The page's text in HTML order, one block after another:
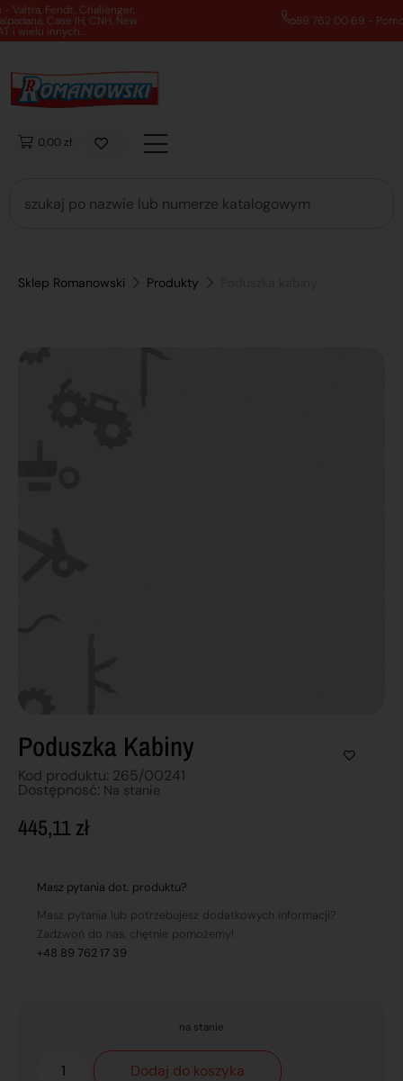
89 762 00 69 - Pomoc zakupowa 7:00 - 16:00
0,00 zł
Sklep Romanowski Produkty
Poduszka Kabiny
Kod produktu: 265/00241
Dostępnosć: Na stanie
445,11zł
Masz pytania dot. produktu?
Masz pytania lub potrzebujesz dodatkowych informacji?
Zadzwoń do nas, chętnie pomożemy!
+48 89 762 17 39
na stanie
Dodaj do koszyka